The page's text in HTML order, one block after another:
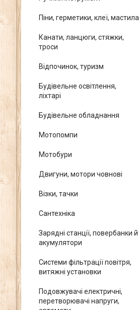
Піни, герметики, клеї, мастила
Канати, ланцюги, стяжки,
троси
Відпочинок, туризм
Будівельне освітлення,
ліхтарі
Будівельне обладнання
Мотопомпи
Мотобури
Двигуни, мотори човнові
Візки, тачки
Сантехніка
Зарядні станції, повербанки й
акумулятори
Системи фільтрації повітря,
витяжні установки
Подовжувачі електричні,
перетворювачі напруги,